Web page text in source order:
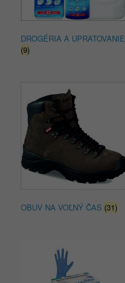
DROGÉRIA A UPRATOVANIE
(9)
OBUV NA VOĽNÝ ČAS (31)